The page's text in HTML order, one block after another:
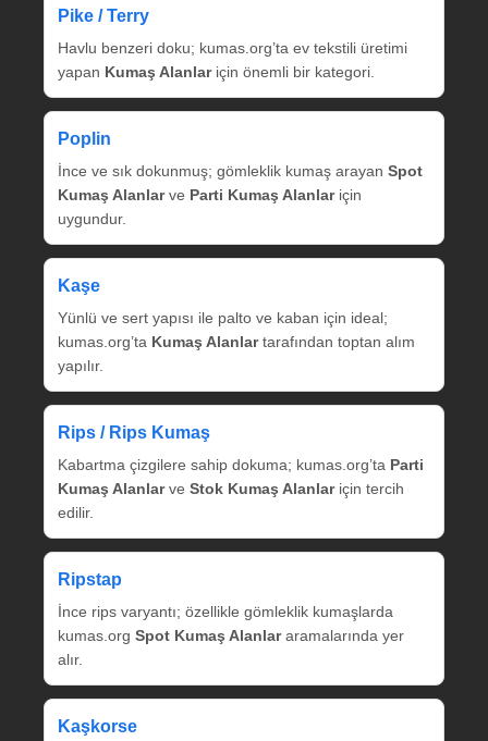
Pike / Terry
Havlu benzeri doku; kumas.org’ta ev tekstili üretimi
yapan Kumaş Alanlariçin önemli bir kategori.
Poplin
İnce ve sık dokunmuş; gömleklik kumaş arayan Spot
Kumaş Alanlarve Parti Kumaş Alanlariçin
uygundur.
Kaşe
Yünlü ve sert yapısı ile palto ve kaban için ideal;
kumas.org’ta Kumaş Alanlartarafından toptan alım
yapılır.
Rips / Rips Kumaş
Kabartma çizgilere sahip dokuma; kumas.org’ta Parti
Kumaş Alanlarve Stok Kumaş Alanlariçin tercih
edilir.
Ripstap
İnce rips varyantı; özellikle gömleklik kumaşlarda
kumas.org Spot Kumaş Alanlararamalarında yer
alır.
Kaşkorse